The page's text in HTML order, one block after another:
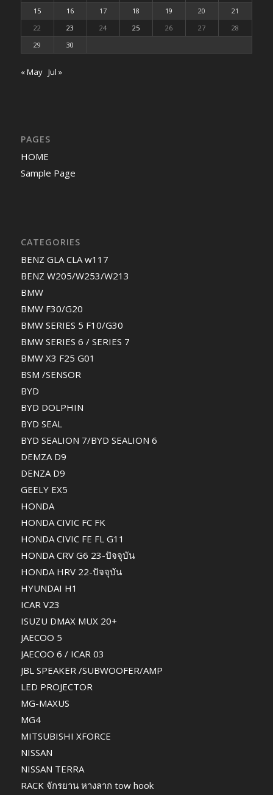
15 16 17 18 19 20
21
22
23 24 25 26 27
28
29
30
« May Jul »
PAGES
HOME
Sample Page
CATEGORIES
BENZ GLA CLA w117
BENZ W205/W253/W213
BMW
BMW F30/G20
BMW SERIES 5 F10/G30
BMW SERIES 6 / SERIES 7
BMW X3 F25 G01
BSM /SENSOR
BYD
BYD DOLPHIN
BYD SEAL
BYD SEALION 7/BYD SEALION 6
DEMZA D9
DENZA D9
GEELY EX5
HONDA
HONDA CIVIC FC FK
HONDA CIVIC FE FL G11
HONDA CRV G6 23-ปัจจุบัน
HONDA HRV 22-ปัจจุบัน
HYUNDAI H1
ICAR V23
ISUZU DMAX MUX 20+
JAECOO 5
JAECOO 6 / ICAR 03
JBL SPEAKER /SUBWOOFER/AMP
LED PROJECTOR
MG-MAXUS
MG4
MITSUBISHI XFORCE
NISSAN
NISSAN TERRA
RACK จักรยาน หางลาก tow hook